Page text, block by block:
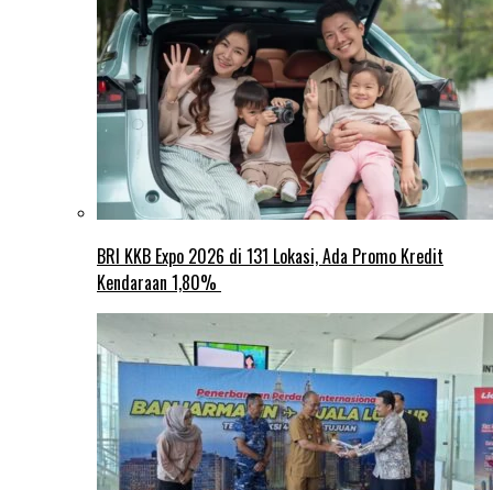
BRI KKB Expo 2026 di 131 Lokasi, Ada Promo Kredit
Kendaraan 1,80%